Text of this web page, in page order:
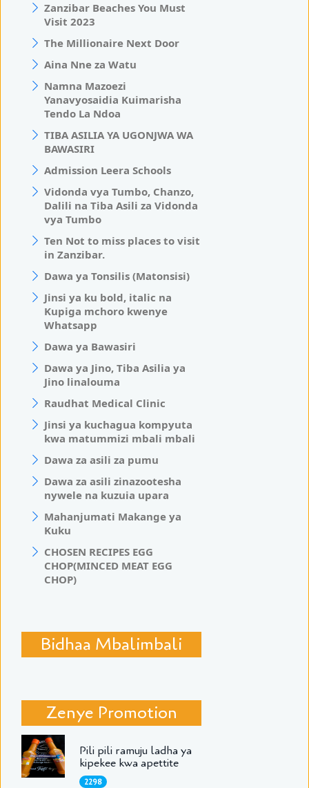
Zanzibar Beaches You Must
Visit 2023
The Millionaire Next Door
Aina Nne za Watu
Namna Mazoezi
Yanavyosaidia Kuimarisha
Tendo La Ndoa
TIBA ASILIA YA UGONJWA WA
BAWASIRI
Admission Leera Schools
Vidonda vya Tumbo, Chanzo,
Dalili na Tiba Asili za Vidonda
vya Tumbo
Ten Not to miss places to visit
in Zanzibar.
Dawa ya Tonsilis (Matonsisi)
Jinsi ya ku bold, italic na
Kupiga mchoro kwenye
Whatsapp
Dawa ya Bawasiri
Dawa ya Jino, Tiba Asilia ya
Jino linalouma
Raudhat Medical Clinic
Jinsi ya kuchagua kompyuta
kwa matummizi mbali mbali
Dawa za asili za pumu
Dawa za asili zinazootesha
nywele na kuzuia upara
Mahanjumati Makange ya
Kuku
CHOSEN RECIPES EGG
CHOP(MINCED MEAT EGG
CHOP)
Bidhaa Mbalimbali
Zenye Promotion
Pili pili ramuju ladha ya
kipekee kwa apettite
2298